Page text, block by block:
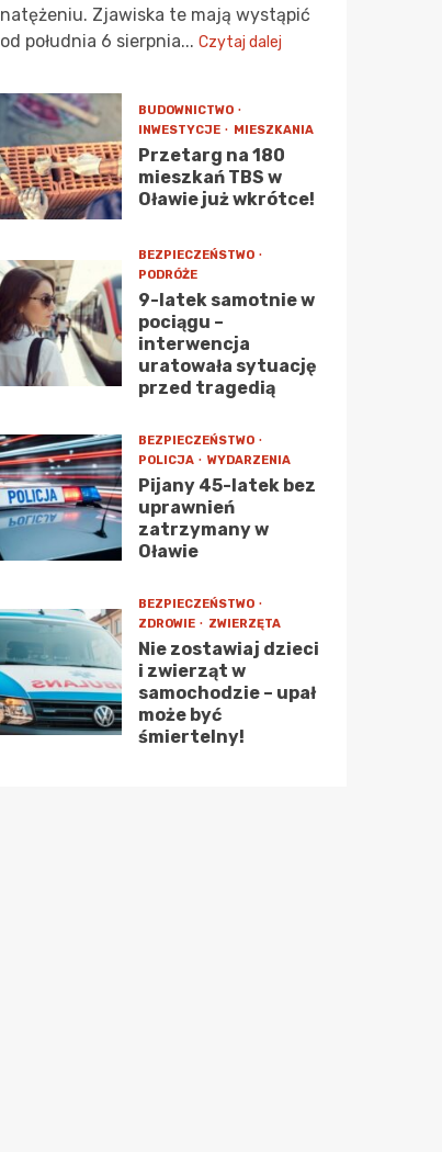
natężeniu. Zjawiska te mają wystąpić
od południa 6 sierpnia... Czytaj dalej
BUDOWNICTWO
INWESTYCJE
MIESZKANIA
Przetarg na 180
mieszkań TBS w
Oławie już wkrótce!
BEZPIECZEŃSTWO
PODRÓŻE
9-latek samotnie w
pociągu –
interwencja
uratowała sytuację
przed tragedią
BEZPIECZEŃSTWO
POLICJA
WYDARZENIA
Pijany 45-latek bez
uprawnień
zatrzymany w
Oławie
BEZPIECZEŃSTWO
ZDROWIE
ZWIERZĘTA
Nie zostawiaj dzieci
i zwierząt w
samochodzie – upał
może być
śmiertelny!